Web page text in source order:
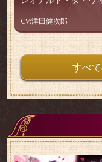
CV:津田健次郎
すべ